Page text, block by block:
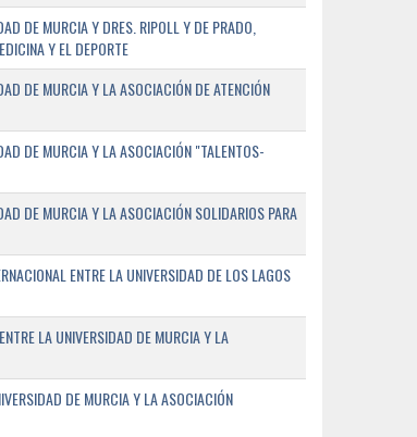
DE MURCIA Y DRES. RIPOLL Y DE PRADO,
Y EL DEPORTE
DE MURCIA Y LA ASOCIACIÓN DE ATENCIÓN
DE MURCIA Y LA ASOCIACIÓN "TALENTOS-
DE MURCIA Y LA ASOCIACIÓN SOLIDARIOS PARA
ENTRE LA UNIVERSIDAD DE LOS LAGOS
LA UNIVERSIDAD DE MURCIA Y LA
DE MURCIA Y LA ASOCIACIÓN